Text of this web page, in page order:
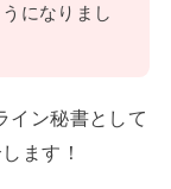
になりまし
イン秘書として
ます！